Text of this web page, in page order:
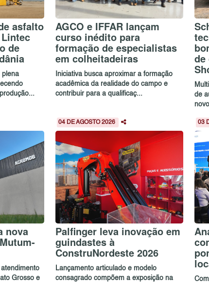
asfalto
de
plena
AGCO e IFFAR lançam
curso inédito para
formação de especialistas
em colheitadeiras
Iniciativa busca aproximar a formação
acadêmica da realidade do campo e
contribuir para a qualificaç...
de
de
nova
Grosso e
04 DE AGOSTO 2026
Palfinger leva inovação em
guindastes à
ConstruNordeste 2026
Lançamento articulado e modelo
consagrado compõem a exposição na
03